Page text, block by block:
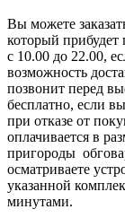
Вы можете
который прибудет
с 10.00 до 22.00,
возможность
позвонит перед
бесплатно, если
при отказе от
оплачивается в
пригороды
осматриваете
указанной
минутами.